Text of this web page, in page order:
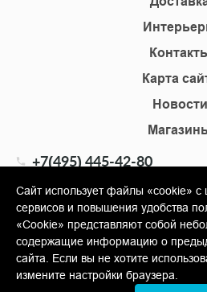
Карта
Новости
+7(495) 445-42-80
info@shopkm.ru
© Copyright 2013-2026 KERAMA
Керамика»
Сайт использует файлы «cookie» с
сервисов и повышения удобства
«Cookie» представляют собой
содержащие информацию о
сайта. Если вы не хотите
измените настройки браузера.